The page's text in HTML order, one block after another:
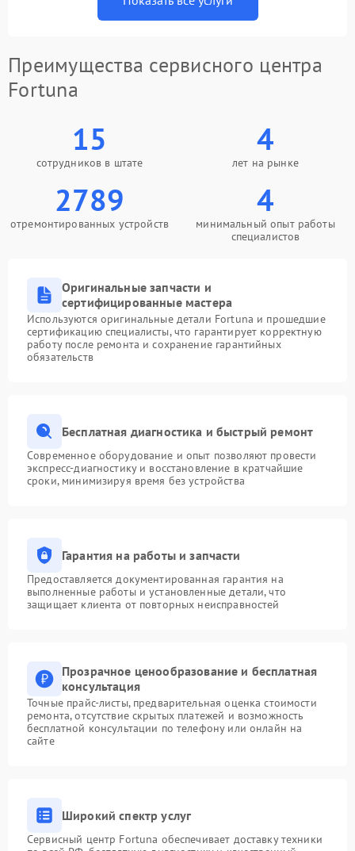
Преимущества сервисного центра
Fortuna
15
сотрудников в штате
4
лет на рынке
2789
отремонтированных устройств
4
минимальный опыт работы
специалистов
Оригинальные запчасти и
сертифицированные мастера
Используются оригинальные детали Fortuna и прошедшие
сертификацию специалисты, что гарантирует корректную
работу после ремонта и сохранение гарантийных
обязательств
Бесплатная диагностика и быстрый ремонт
Современное оборудование и опыт позволяют провести
экспресс-диагностику и восстановление в кратчайшие
сроки, минимизируя время без устройства
Гарантия на работы и запчасти
Предоставляется документированная гарантия на
выполненные работы и установленные детали, что
защищает клиента от повторных неисправностей
Прозрачное ценообразование и бесплатная
консультация
Точные прайс-листы, предварительная оценка стоимости
ремонта, отсутствие скрытых платежей и возможность
бесплатной консультации по телефону или онлайн на
сайте
Широкий спектр услуг
Сервисный центр Fortuna обеспечивает доставку техники